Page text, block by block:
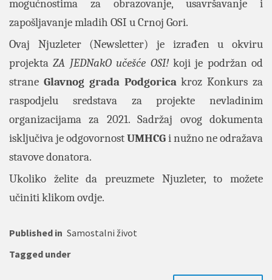
mogućnostima za obrazovanje, usavršavanje i
zapošljavanje mladih OSI u Crnoj Gori.
Ovaj Njuzleter (Newsletter) je izrađen u okviru
projektaZA JEDNakO učešće OSI! koji je podržan od
strane Glavnog grada Podgoricakroz Konkurs za
raspodjelu sredstava za projekte nevladinim
organizacijama za 2021. Sadržaj ovog dokumenta
isključiva je odgovornostUMHCGi nužno ne odražava
stavove donatora.
Ukoliko želite da preuzmete Njuzleter, to možete
učiniti klikomovdje.
Published in Samostalni život
Tagged under